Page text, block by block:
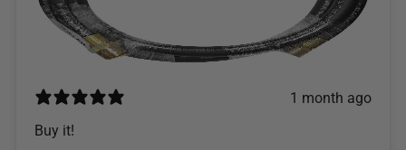
1 month ago
Buy it!